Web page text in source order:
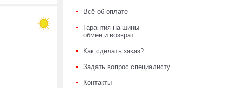
Всё об оплате
Гарантия на шины
обмен и возврат
Как сделать заказ?
Задать вопрос специалисту
Контакты